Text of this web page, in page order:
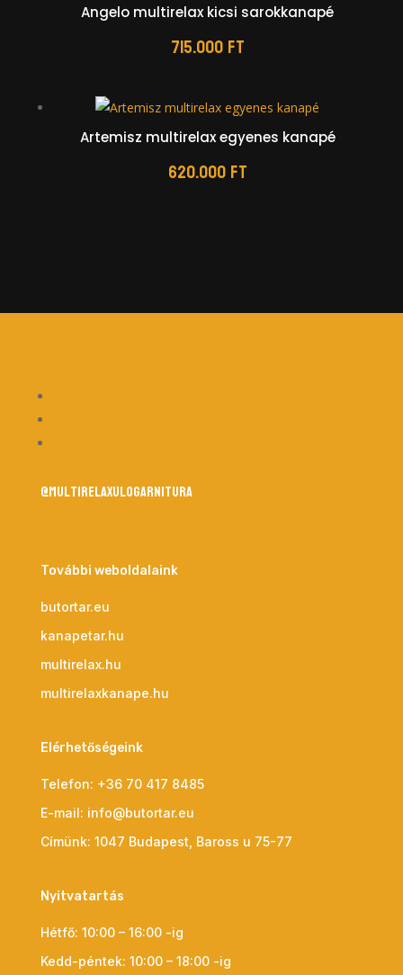
Angelo multirelax kicsi sarokkanapé
715.000Ft
Artemisz multirelax egyenes kanapé
620.000Ft
@multirelaxulogarnitura
További weboldalaink
butortar.eu
kanapetar.hu
multirelax.hu
multirelaxkanape.hu
Elérhetőségeink
Telefon: +36 70 417 8485
E-mail: info@butortar.eu
Címünk: 1047 Budapest, Baross u 75-77
Nyitvatartás
Hétfő: 10:00 – 16:00 -ig
Kedd-péntek: 10:00 – 18:00 -ig